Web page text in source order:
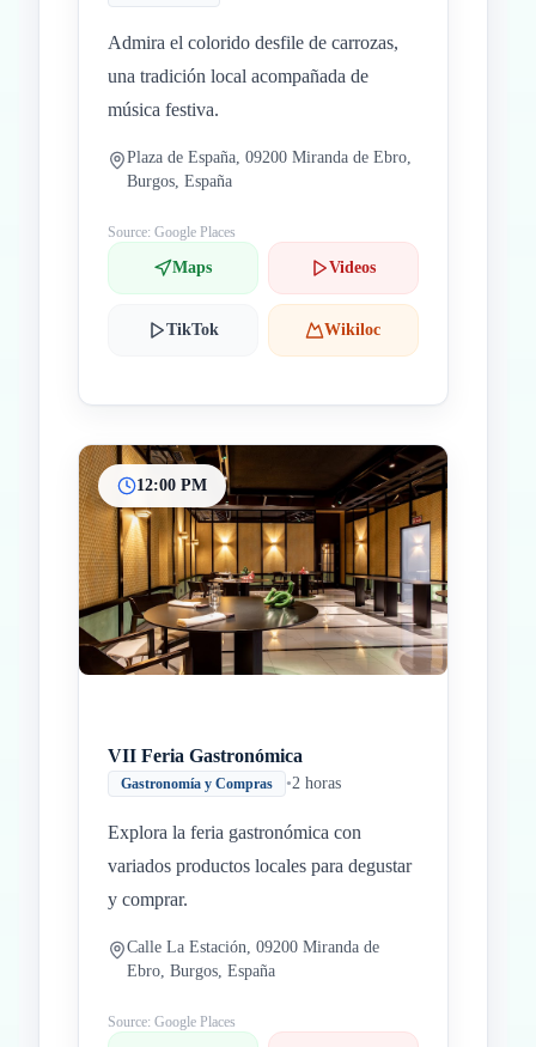
Admira el colorido desfile de carrozas,
una tradición local acompañada de
música festiva.
Plaza de España, 09200 Miranda de Ebro,
Burgos, España
Source: Google Places
Maps Videos
TikTok Wikiloc
12:00 PM
VII Feria Gastronómica
Gastronomía y Compras •2 horas
Explora la feria gastronómica con
variados productos locales para degustar
y comprar.
Calle La Estación, 09200 Miranda de
Ebro, Burgos, España
Source: Google Places